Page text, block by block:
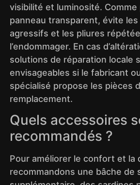
visibilité et luminosité.
panneau transparent, évite
agressifs et les pliures
l’endommager. En cas
solutions de réparation locale
envisageables si le fabricant
spécialisé propose les pièces
remplacement.
Quels accessoires
recommandés ?
Pour améliorer le confort et la
recommandons une bâche de